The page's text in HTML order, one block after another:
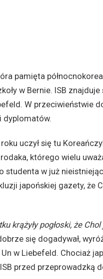
pamięta
w Bernie. ISB znajduje
W przeciwieństwie
dyplomatów.
uczył się tu
którego wielu
studenta w już
japońskiej gazety, że
krążyły pogłoski, że
się dogadywał,
w Liebefeld. Chociaż
przed przeprowadzką